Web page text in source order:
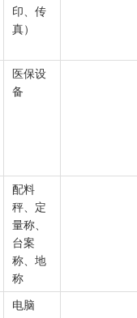
印、传
真）
医保设
备
配料
秤、定
量称、
台案
称、地
称
电脑